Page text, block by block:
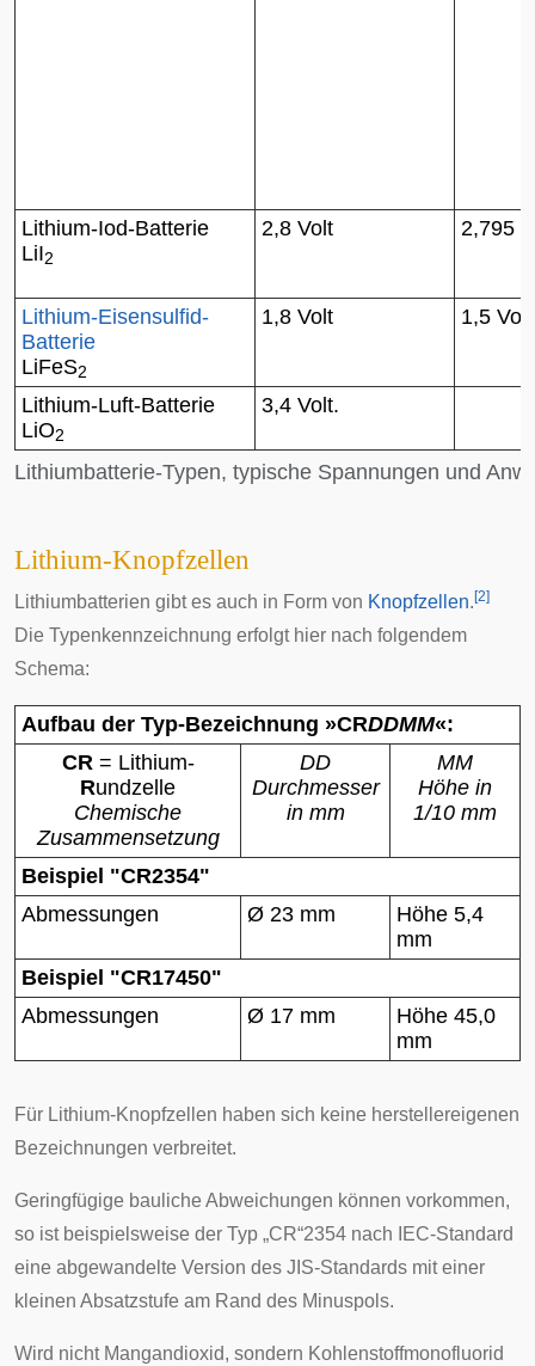
Lithiumbatterie-Typen, typische Spannungen und
Lithium-Iod-Batterie
LiI2
2,8 Volt 2,795
Lithium-Eisensulfid-
Batterie
LiFeS2
1,8 Volt 1,5 Volt
Lithium-Luft-Batterie
LiO2
3,4 Volt.
Lithium-Knopfzellen
Lithiumbatterien gibt es auch in Form von Knopfzellen. [2]
Die Typenkennzeichnung erfolgt hier nach folgendem
Schema:
Aufbau der Typ-Bezeichnung »CRDDMM«:
CR= Lithium-
Rundzelle
Chemische
Zusammensetzung
DD
Durchmesser
in mm
MM
Höhe in
1/10 mm
Beispiel "CR2354"
Abmessungen
Ø 23 mm
Höhe 5,4
mm
Beispiel "CR17450"
Abmessungen
Ø 17 mm
Höhe 45,0
mm
Für Lithium-Knopfzellen haben sich keine herstellereigenen
Bezeichnungen verbreitet.
Geringfügige bauliche Abweichungen können vorkommen,
so ist beispielsweise der Typ „CR“2354 nach IEC-Standard
eine abgewandelte Version des JIS-Standards mit einer
kleinen Absatzstufe am Rand des Minuspols.
Wird nicht Mangandioxid, sondern Kohlenstoffmonofluorid